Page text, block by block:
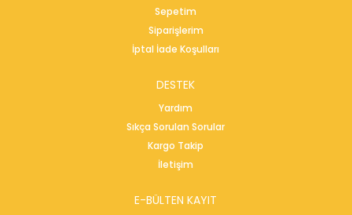
Sepetim
Siparişlerim
İptal İade Koşulları
DESTEK
Yardım
Sıkça Sorulan Sorular
Kargo Takip
İletişim
E-BÜLTEN KAYIT